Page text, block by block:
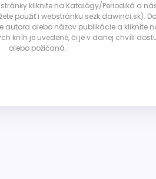
kliknite na Katalógy/Periodiká a
použiť i webstránku sezk.dawinci.sk). Do
alebo názov publikácie a kliknite
kníh je uvedené, či je v danej chvíli
alebo požičaná.